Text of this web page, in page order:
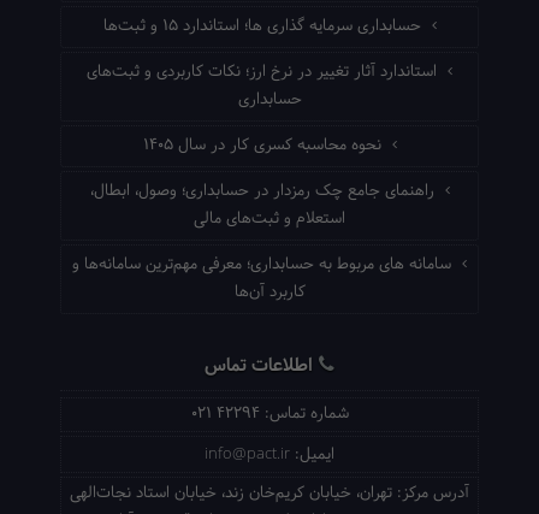
حسابداری سرمایه گذاری ها؛ استاندارد ۱۵ و ثبت‌ها
استاندارد آثار تغییر در نرخ ارز؛ نکات کاربردی و ثبت‌های
حسابداری
نحوه محاسبه کسری کار در سال ۱۴۰۵
راهنمای جامع چک رمزدار در حسابداری؛ وصول، ابطال،
استعلام و ثبت‌های مالی
سامانه های مربوط به حسابداری؛ معرفی مهم‌ترین سامانه‌ها و
کاربرد آن‌ها
اطلاعات تماس
شماره تماس: 021 42294
ایمیل: info@pact.ir
آدرس مرکز: تهران، خیابان کریم‌خان زند، خیابان استاد نجات‌الهی